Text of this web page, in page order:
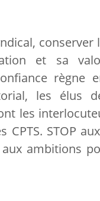
conserver
et sa
règne
les élus
les
STOP
ambitions